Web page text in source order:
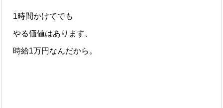
1時間かけてでも
やる価値はあります、
時給1万円なんだから。